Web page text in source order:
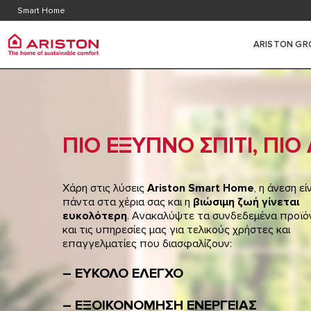
Smart Home
ARISTON
ΕΠΙΤΟΙΧΟΙ ΛΕΒΗΤΕΣ ΑΕΡΙΟΥ
ΘΕΡΜΟΡΥΘΜΙΣΗ
ΘΕΡΜΟΣΙΦΩΝΕΣ
ΚΛΙΜΑΤΙΣΜΟΣ
SMART HOME
ΑΕΡΙΟΥ
ΠΙΟ ΕΞΥΠΝΟ ΣΠΙΤΙ,
Χάρη στις λύσεις Ariston Smart Home, η άνεση
πάντα στα χέρια σας και η βιώσιμη ζωή γίνεται
ευκολότερη. Ανακαλύψτε τα συνδεδεμένα
και τις υπηρεσίες μας για τελικούς χρήστες και
επαγγελματίες που διασφαλίζουν:
– ΕΥΚΟΛΟ ΕΛΕΓΧΟ
– ΕΞΟΙΚΟΝΟΜΗΣΗ ΕΝΕΡΓΕΙΑΣ